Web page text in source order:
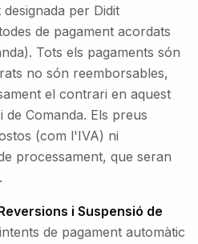
per Didit
de pagament acordats
Tots els pagaments són
no són reemborsables,
el contrari en aquest
Comanda. Els preus
(com l'IVA) ni
processament, que seran
i Suspensió de
de pagament automàtic